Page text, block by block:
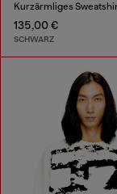
135,00 €
SCHWARZ